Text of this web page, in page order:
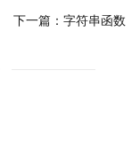
下一篇： 字符串函数